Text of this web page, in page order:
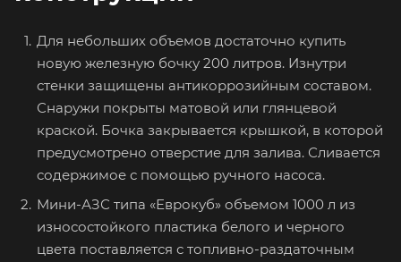
Для небольших объемов достаточно купить
новую железную бочку 200 литров. Изнутри
стенки защищены антикоррозийным составом.
Снаружи покрыты матовой или глянцевой
краской. Бочка закрывается крышкой, в которой
предусмотрено отверстие для залива. Сливается
содержимое с помощью ручного насоса.
Мини-АЗС типа «Еврокуб» объемом 1000 л из
износостойкого пластика белого и черного
цвета поставляется с топливно-раздаточным